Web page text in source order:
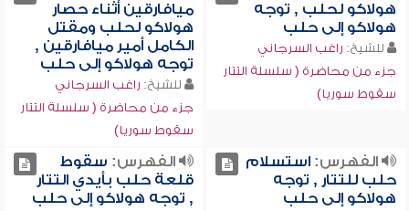
هولاكو لحلب , توجه
هولاكو إلى حلب
للشيخ: راغب السرجاني
جزء من محاضرة ( سلسلة التتار
سقوط سوريا)
ميافارقين أثناء حصار
هولاكو لحلب ومقتل
الكامل أمير ميافارقين ,
توجه هولاكو إلى حلب
للشيخ: راغب السرجاني
جزء من محاضرة ( سلسلة التتار
سقوط سوريا)
الفهرس:استسلام
حلب للتتار , توجه
هولاكو إلى حلب
الفهرس: سقوط
قلعة حلب بأيدي التتار
, توجه هولاكو إلى حلب